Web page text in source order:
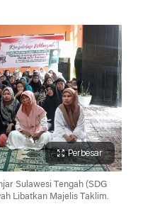
Perbesar
Sulawesi Tengah (SDG
Libatkan Majelis Taklim.